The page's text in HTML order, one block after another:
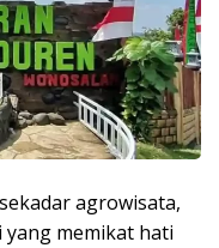
agrowisata,
memikat hati